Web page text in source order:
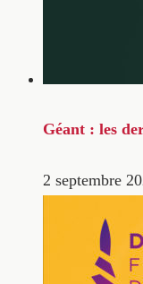
Géant : les
2 septembre